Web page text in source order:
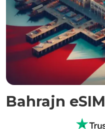
Bahrajn eSIM